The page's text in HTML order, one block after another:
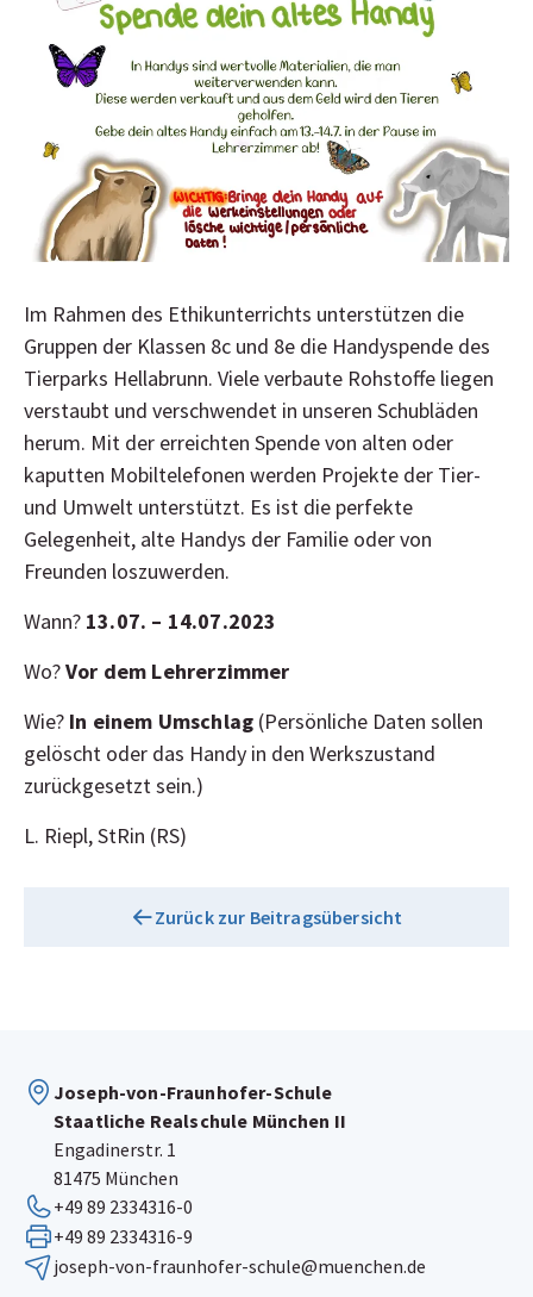
Im Rahmen des Ethikunterrichts unterstützen die
Gruppen der Klassen 8c und 8e die Handyspende des
Tierparks Hellabrunn. Viele verbaute Rohstoffe liegen
verstaubt und verschwendet in unseren Schubläden
herum. Mit der erreichten Spende von alten oder
kaputten Mobiltelefonen werden Projekte der Tier-
und Umwelt unterstützt. Es ist die perfekte
Gelegenheit, alte Handys der Familie oder von
Freunden loszuwerden.
Wann? 13.07. – 14.07.2023
Wo?Vor dem Lehrerzimmer
Wie? In einem Umschlag (Persönliche Daten sollen
gelöscht oder das Handy in den Werkszustand
zurückgesetzt sein.)
L. Riepl, StRin (RS)
Zurück zur Beitragsübersicht
Joseph-von-Fraunhofer-Schule
Staatliche Realschule München II
Engadinerstr. 1
81475 München
+49 89 2334316-0
+49 89 2334316-9
joseph-von-fraunhofer-schule@muenchen.de